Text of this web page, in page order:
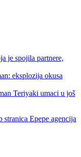
je spojila partnere,
eksplozija okusa
Teriyaki umaci u još
stranica Epepe agencija